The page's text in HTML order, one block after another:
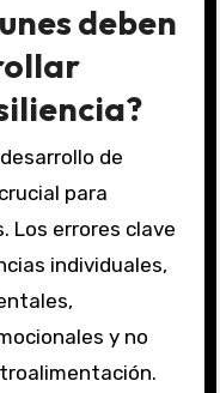
deben
de
para
Los errores clave
individuales,
y no